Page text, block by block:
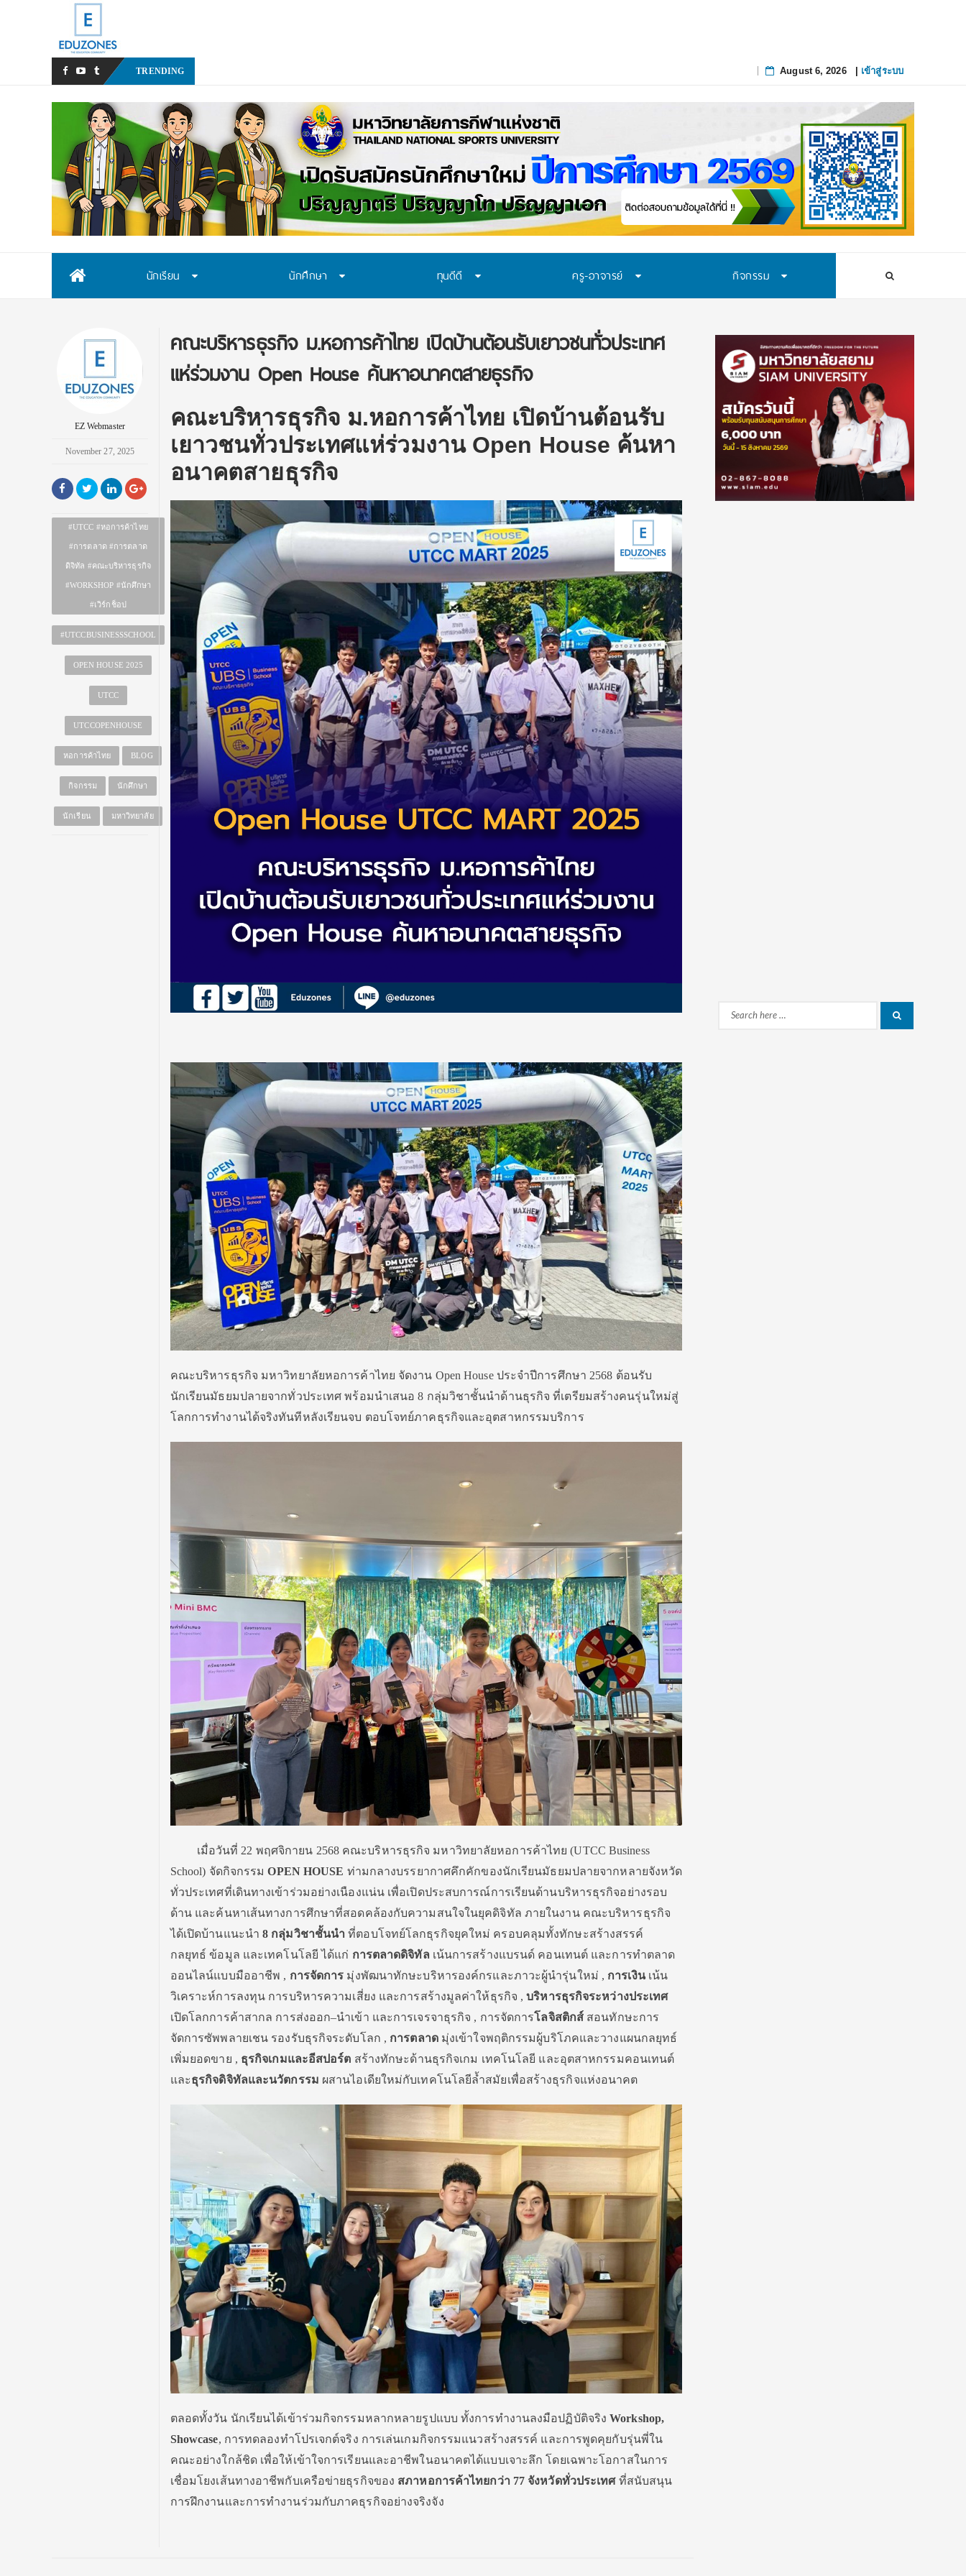
TRENDING August 6, 2026| เข้าสู่ระบบ
นักเรียน นักศึกษา ทุนดีดี ครู-อาจารย์ กิจกรรม
EZ Webmaster
November 27, 2025
#UTCC #หอการค้าไทย
#การตลาด #การตลาด
ดิจิทัล #คณะบริหารธุรกิจ
#WORKSHOP #นักศึกษา
#เวิร์กช็อป
#UTCCBUSINESSSCHOOL
OPEN HOUSE 2025
UTCC
UTCCOPENHOUSE
หอการค้าไทย BLOG
กิจกรรม นักศึกษา
นักเรียน มหาวิทยาลัย
คณะบริหารธุรกิจ ม.หอการค้าไทย เปิดบ้านต้อนรับเยาวชนทั่วประเทศ
แห่ร่วมงาน Open House ค้นหาอนาคตสายธุรกิจ
คณะบริหารธุรกิจ ม.หอการค้าไทย เปิดบ้านต้อนรับ
เยาวชนทั่วประเทศแห่ร่วมงาน Open House ค้นหา
อนาคตสายธุรกิจ
คณะบริหารธุรกิจ มหาวิทยาลัยหอการค้าไทย จัดงาน Open House ประจำปีการศึกษา 2568 ต้อนรับ
นักเรียนมัธยมปลายจากทั่วประเทศ พร้อมนำเสนอ 8 กลุ่มวิชาชั้นนำด้านธุรกิจ ที่เตรียมสร้างคนรุ่นใหม่สู่
โลกการทำงานได้จริงทันทีหลังเรียนจบ ตอบโจทย์ภาคธุรกิจและอุตสาหกรรมบริการ
เมื่อวันที่ 22 พฤศจิกายน 2568 คณะบริหารธุรกิจ มหาวิทยาลัยหอการค้าไทย (UTCC Business
School) จัดกิจกรรมOPEN HOUSE ท่ามกลางบรรยากาศคึกคักของนักเรียนมัธยมปลายจากหลายจังหวัด
ทั่วประเทศที่เดินทางเข้าร่วมอย่างเนืองแน่น เพื่อเปิดประสบการณ์การเรียนด้านบริหารธุรกิจอย่างรอบ
ด้าน และค้นหาเส้นทางการศึกษาที่สอดคล้องกับความสนใจในยุคดิจิทัล ภายในงาน คณะบริหารธุรกิจ
ได้เปิดบ้านแนะนำ8 กลุ่มวิชาชั้นนำ ที่ตอบโจทย์โลกธุรกิจยุคใหม่ ครอบคลุมทั้งทักษะสร้างสรรค์
กลยุทธ์ ข้อมูล และเทคโนโลยี ได้แก่ การตลาดดิจิทัล เน้นการสร้างแบรนด์ คอนเทนต์ และการทำตลาด
ออนไลน์แบบมืออาชีพ , การจัดการ มุ่งพัฒนาทักษะบริหารองค์กรและภาวะผู้นำรุ่นใหม่ , การเงินเน้น
วิเคราะห์การลงทุน การบริหารความเสี่ยง และการสร้างมูลค่าให้ธุรกิจ ,บริหารธุรกิจระหว่างประเทศ
เปิดโลกการค้าสากล การส่งออก–นำเข้า และการเจรจาธุรกิจ , การจัดการโลจิสติกส์ สอนทักษะการ
จัดการซัพพลายเชน รองรับธุรกิจระดับโลก , การตลาดมุ่งเข้าใจพฤติกรรมผู้บริโภคและวางแผนกลยุทธ์
เพิ่มยอดขาย , ธุรกิจเกมและอีสปอร์ต สร้างทักษะด้านธุรกิจเกม เทคโนโลยี และอุตสาหกรรมคอนเทนต์
และธุรกิจดิจิทัลและนวัตกรรม ผสานไอเดียใหม่กับเทคโนโลยีล้ำสมัยเพื่อสร้างธุรกิจแห่งอนาคต
ตลอดทั้งวัน นักเรียนได้เข้าร่วมกิจกรรมหลากหลายรูปแบบ ทั้งการทำงานลงมือปฏิบัติจริงWorkshop,
Showcase, การทดลองทำโปรเจกต์จริง การเล่นเกมกิจกรรมแนวสร้างสรรค์ และการพูดคุยกับรุ่นพี่ใน
คณะอย่างใกล้ชิด เพื่อให้เข้าใจการเรียนและอาชีพในอนาคตได้แบบเจาะลึก โดยเฉพาะโอกาสในการ
เชื่อมโยงเส้นทางอาชีพกับเครือข่ายธุรกิจของ สภาหอการค้าไทยกว่า 77จังหวัดทั่วประเทศที่สนับสนุน
การฝึกงานและการทำงานร่วมกับภาคธุรกิจอย่างจริงจัง
Search